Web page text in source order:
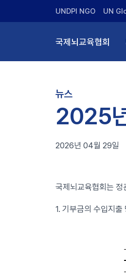
UNDPI NGO UN
국제뇌교육협회
뉴스
2025
2026년 04월 29일
국제뇌교육협회는
1. 기부금의 수입지출